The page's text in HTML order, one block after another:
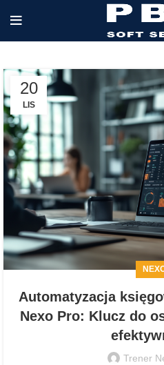
20
LIS
Automatyzacja
Nexo Pro: Klucz do
Trener